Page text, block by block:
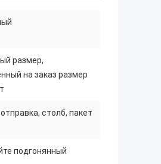
размер,
на заказ размер
столб, пакет
подгонянный